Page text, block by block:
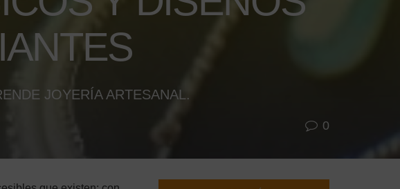
JOYERÍA ARTESANAL.
0